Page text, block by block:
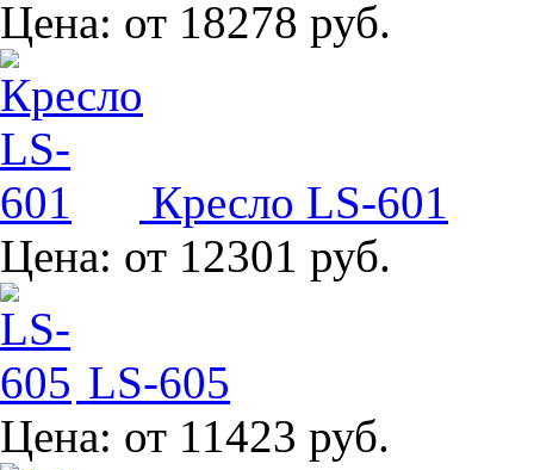
Цена: от 18278 руб.
Кресло LS-601
Цена: от 12301 руб.
LS-605
Цена: от 11423 руб.